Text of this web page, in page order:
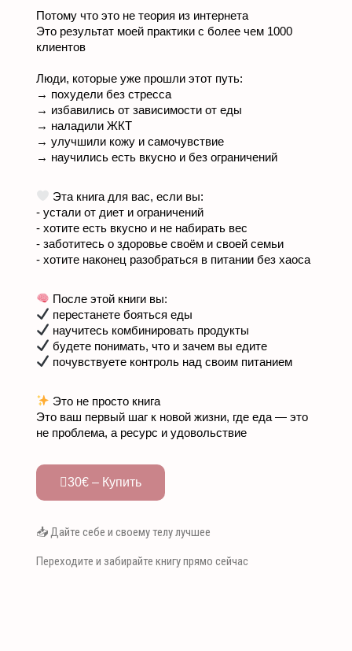
Потому что это не теория из интернета
Это результат моей практики с более чем 1000
клиентов
Люди, которые уже прошли этот путь:
→ похудели без стресса
→ избавились от зависимости от еды
→ наладили ЖКТ
→ улучшили кожу и самочувствие
→ научились есть вкусно и без ограничений
Эта книга для вас, если вы:
- устали от диет и ограничений
- хотите есть вкусно и не набирать вес
- заботитесь о здоровье своём и своей семьи
- хотите наконец разобраться в питании без хаоса
После этой книги вы:
перестанете бояться еды
научитесь комбинировать продукты
будете понимать, что и зачем вы едите
почувствуете контроль над своим питанием
Это не просто книга
Это ваш первый шаг к новой жизни, где еда — это
не проблема, а ресурс и удовольствие
30€ – Купить
📥 Дайте себе и своему телу лучшее
Переходите и забирайте книгу прямо сейчас